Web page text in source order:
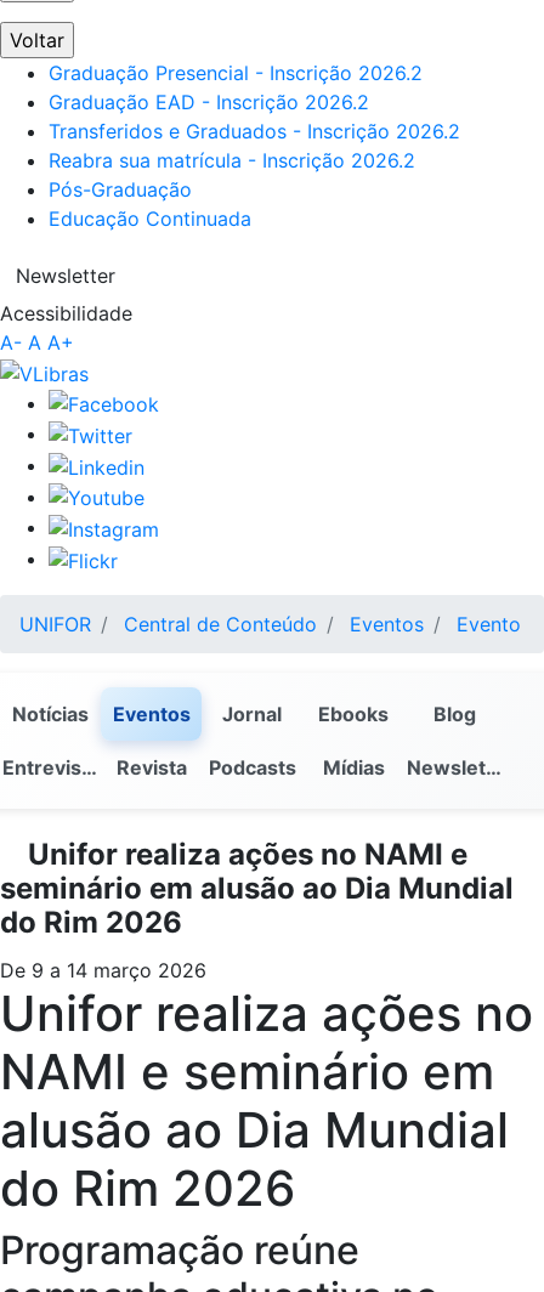
Voltar
Graduação Presencial - Inscrição 2026.2
Graduação EAD - Inscrição 2026.2
Transferidos e Graduados - Inscrição 2026.2
Reabra sua matrícula - Inscrição 2026.2
Pós-Graduação
Educação Continuada
Newsletter
Acessibilidade
A- A A+
UNIFOR Central de Conteúdo Eventos Evento
Notícias Eventos Jornal Ebooks Blog
Entrevistas Revista Podcasts Mídias Newsletter
Unifor realiza ações no NAMI e
seminário em alusão ao Dia Mundial
do Rim 2026
De 9 a 14 março 2026
Unifor realiza ações no
NAMI e seminário em
alusão ao Dia Mundial
do Rim 2026
Programação reúne